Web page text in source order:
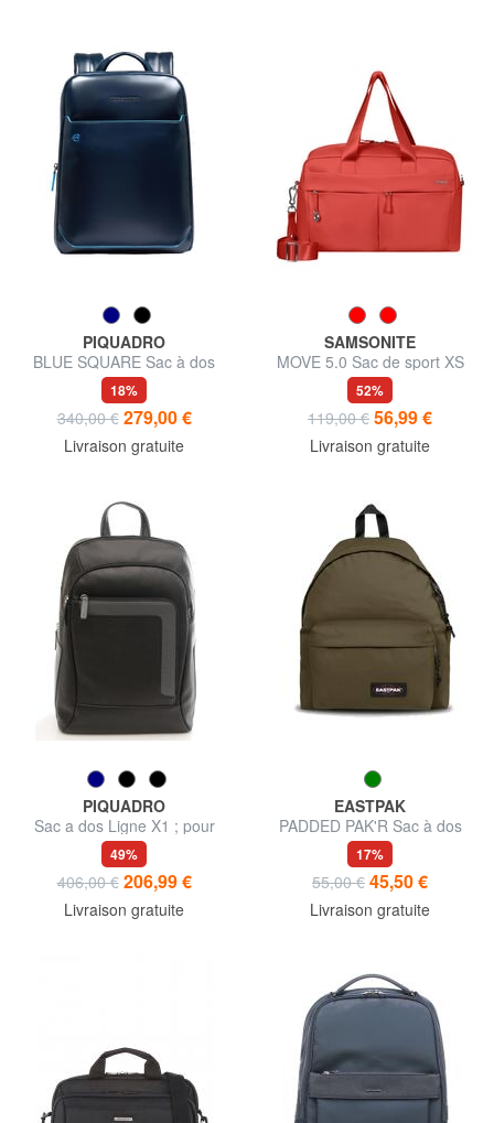
PIQUADRO
BLUE SQUARE Sac à dos
pour ordinateur portable 14
pouces, en cuir
18%
340,00 € 279,00 €
Livraison gratuite
SAMSONITE
MOVE 5.0 Sac de sport XS
52%
119,00 € 56,99 €
Livraison gratuite
PIQUADRO
Sac a dos Ligne X1 ; pour
ordinateur portable 13"
49%
406,00 € 206,99 €
Livraison gratuite
EASTPAK
PADDED PAK'R Sac à dos
PADDED PAK'R pour PC 13 "
17%
55,00 € 45,50 €
Livraison gratuite